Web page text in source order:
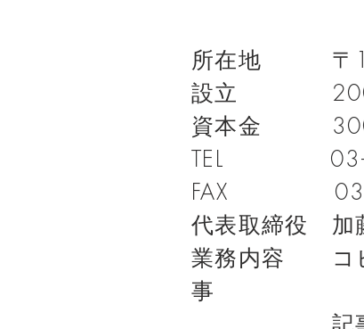
所在地 〒
設立 2006
資本金 300
TEL 03-
FAX 03-
代表取締役 加
業務内容 コピ
事